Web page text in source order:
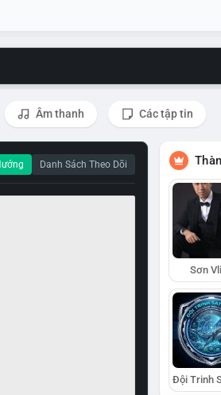
Âm thanh Các tập tin
Danh Sách Theo Dõi
Sơn